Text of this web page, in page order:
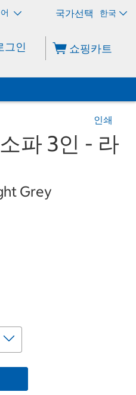
한국
그인 쇼핑카트
인쇄
파 3인 - 라
Grey